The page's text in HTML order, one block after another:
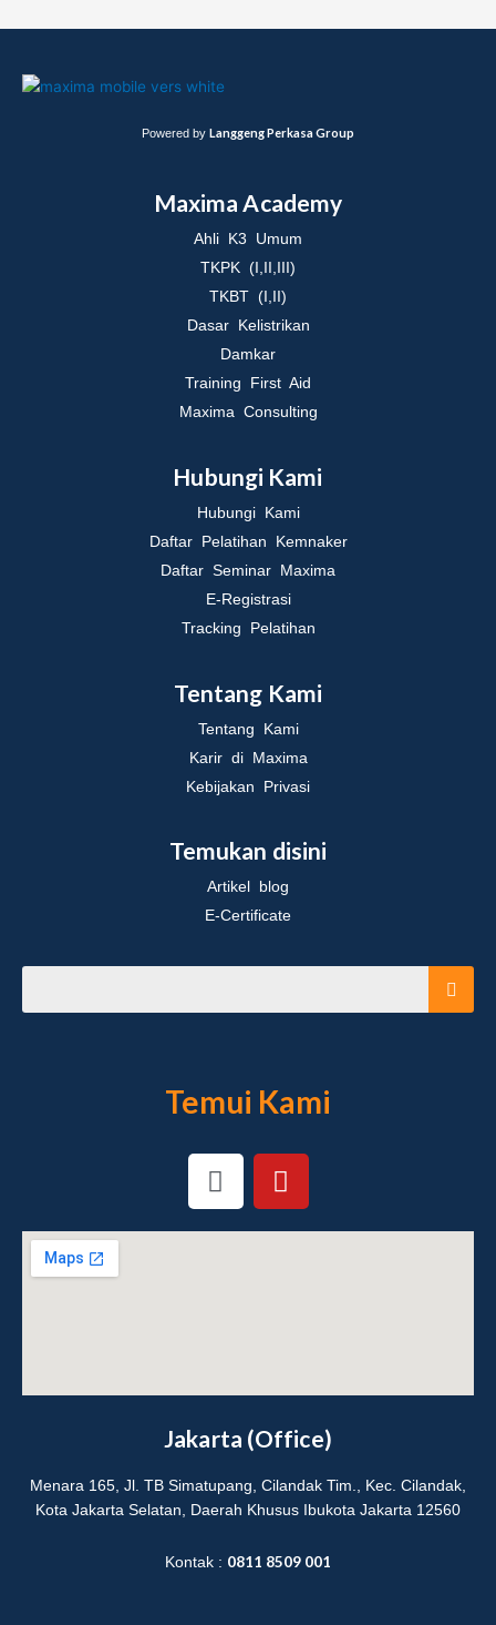
Powered by Langgeng Perkasa Group
Maxima Academy
Ahli K3 Umum
TKPK (I,II,III)
TKBT (I,II)
Dasar Kelistrikan
Damkar
Training First Aid
Maxima Consulting
Hubungi Kami
Hubungi Kami
Daftar Pelatihan Kemnaker
Daftar Seminar Maxima
E-Registrasi
Tracking Pelatihan
Tentang Kami
Tentang Kami
Karir di Maxima
Kebijakan Privasi
Temukan disini
Artikel blog
E-Certificate
Temui Kami
I
n
m
Y
o
Jakarta (Office)
Menara 165, Jl. TB Simatupang, Cilandak Tim., Kec. Cilandak,
Kota Jakarta Selatan, Daerah Khusus Ibukota Jakarta 12560
Kontak : 0811 8509 001